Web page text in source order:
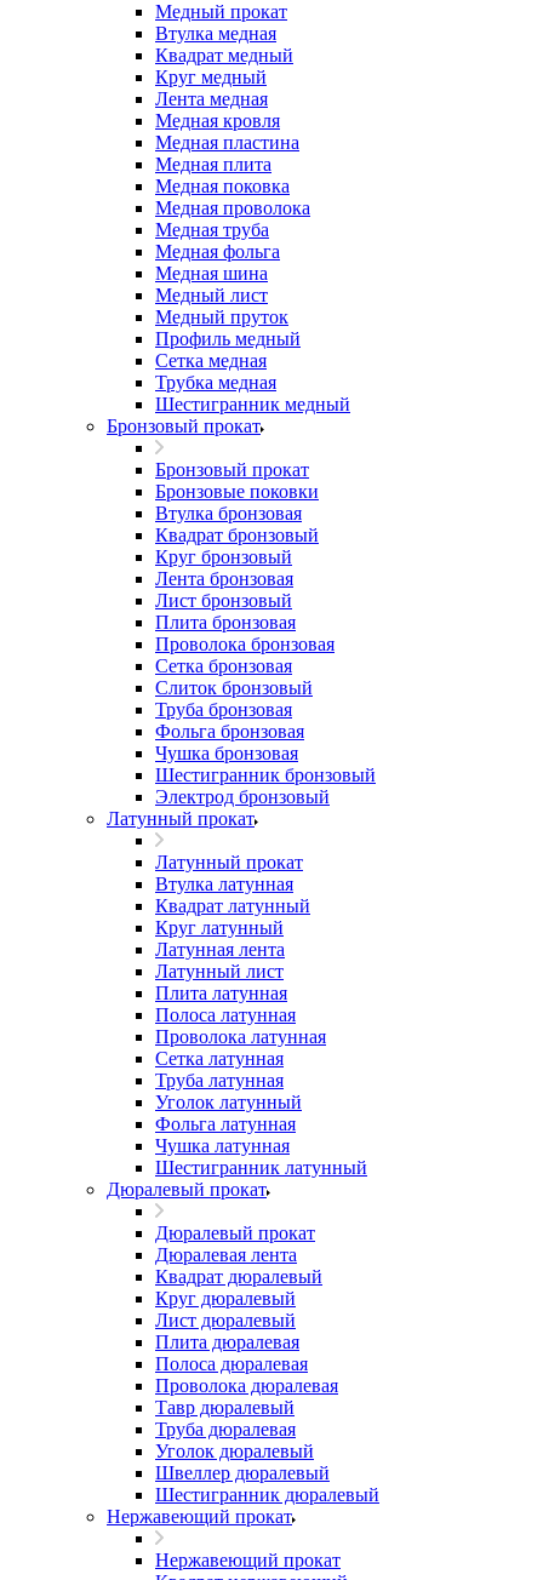
Медный прокат
Втулка медная
Квадрат медный
Круг медный
Лента медная
Медная кровля
Медная пластина
Медная плита
Медная поковка
Медная проволока
Медная труба
Медная фольга
Медная шина
Медный лист
Медный пруток
Профиль медный
Сетка медная
Трубка медная
Шестигранник медный
Бронзовый прокат
Бронзовый прокат
Бронзовые поковки
Втулка бронзовая
Квадрат бронзовый
Круг бронзовый
Лента бронзовая
Лист бронзовый
Плита бронзовая
Проволока бронзовая
Сетка бронзовая
Слиток бронзовый
Труба бронзовая
Фольга бронзовая
Чушка бронзовая
Шестигранник бронзовый
Электрод бронзовый
Латунный прокат
Латунный прокат
Втулка латунная
Квадрат латунный
Круг латунный
Латунная лента
Латунный лист
Плита латунная
Полоса латунная
Проволока латунная
Сетка латунная
Труба латунная
Уголок латунный
Фольга латунная
Чушка латунная
Шестигранник латунный
Дюралевый прокат
Дюралевый прокат
Дюралевая лента
Квадрат дюралевый
Круг дюралевый
Лист дюралевый
Плита дюралевая
Полоса дюралевая
Проволока дюралевая
Тавр дюралевый
Труба дюралевая
Уголок дюралевый
Швеллер дюралевый
Шестигранник дюралевый
Нержавеющий прокат
Нержавеющий прокат